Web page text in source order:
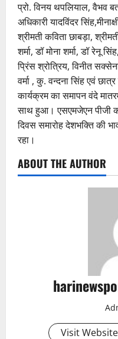
प्रो. विनय थपलियाल, वैभव
अधिकारी यादविंदर
श्रीमती कविता छाबड़ा,
शर्मा, डॉ मोना शर्मा, डॉ रेनू
प्रिंस श्रोत्रिय, विनीत
वर्मा , कु. वन्दना सिंह एवं
कार्यक्रम का समापन वंदे
साथ हुआ। एसएमजेएन पीजी
दिवस समारोह देशभक्ति की
रहा।
ABOUT THE AUTHOR
Visit Website